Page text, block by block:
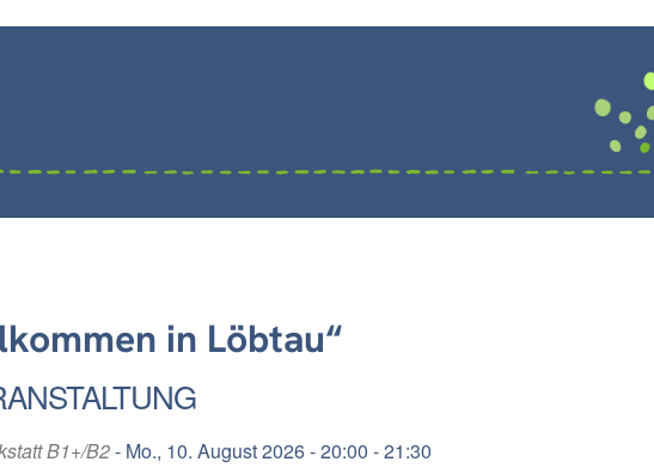
in Löbtau“
B1+/B2- Mo., 10. August 2026 - 20:00 - 21:30